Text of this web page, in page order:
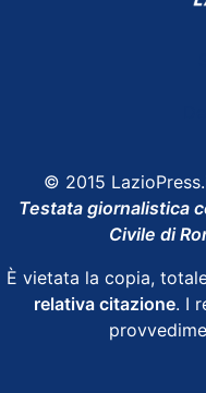
© 2015
Testata giornalistica
Civile di
È vietata la copia,
relativa citazione. I